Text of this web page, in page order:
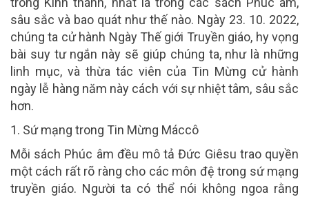
sâu sắc và bao quát như thế nào. Ngày 23. 10. 2022,
chúng ta cử hành Ngày Thế giới Truyền giáo, hy vọng
bài suy tư ngắn này sẽ giúp chúng ta, như là những
linh mục, và thừa tác viên của Tin Mừng cử hành
ngày lễ hàng năm này cách với sự nhiệt tâm, sâu sắc
hơn.
1. Sứ mạng trong Tin Mừng Máccô
Mỗi sách Phúc âm đều mô tả Đức Giêsu trao quyền
một cách rất rõ ràng cho các môn đệ trong sứ mạng
truyền giáo. Người ta có thể nói không ngoa rằng